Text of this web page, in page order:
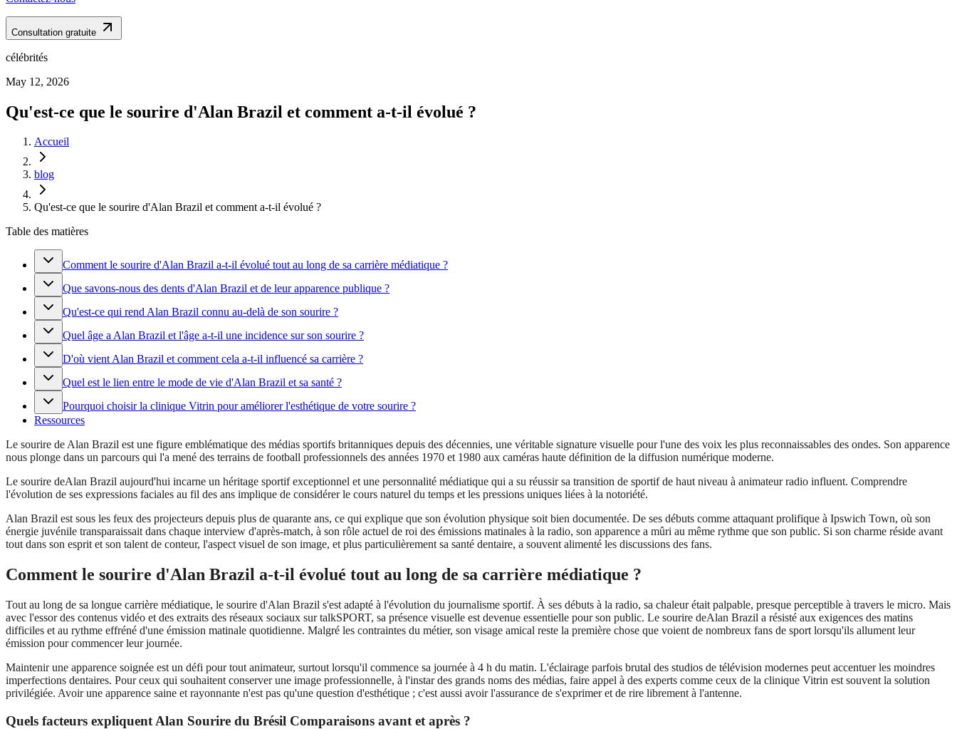
Consultation gratuite
célébrités
May 12, 2026
Qu'est-ce que le sourire d'Alan Brazil et comment a-t-il évolué ?
Accueil
blog
Qu'est-ce que le sourire d'Alan Brazil et comment a-t-il évolué ?
Table des matières
Comment le sourire d'Alan Brazil a-t-il évolué tout au long de sa carrière médiatique ?
Que savons-nous des dents d'Alan Brazil et de leur apparence publique ?
Qu'est-ce qui rend Alan Brazil connu au-delà de son sourire ?
Quel âge a Alan Brazil et l'âge a-t-il une incidence sur son sourire ?
D'où vient Alan Brazil et comment cela a-t-il influencé sa carrière ?
Quel est le lien entre le mode de vie d'Alan Brazil et sa santé ?
Pourquoi choisir la clinique Vitrin pour améliorer l'esthétique de votre sourire ?
Ressources
Le sourire de Alan Brazil est une figure emblématique des médias sportifs britanniques depuis des décennies, une véritable signature visuelle pour l'une des voix les plus reconnaissables des ondes. Son apparence
nous plonge dans un parcours qui l'a mené des terrains de football professionnels des années 1970 et 1980 aux caméras haute définition de la diffusion numérique moderne.
Le sourire deAlan Brazil aujourd'hui incarne un héritage sportif exceptionnel et une personnalité médiatique qui a su réussir sa transition de sportif de haut niveau à animateur radio influent. Comprendre
l'évolution de ses expressions faciales au fil des ans implique de considérer le cours naturel du temps et les pressions uniques liées à la notoriété.
Alan Brazil est sous les feux des projecteurs depuis plus de quarante ans, ce qui explique que son évolution physique soit bien documentée. De ses débuts comme attaquant prolifique à Ipswich Town, où son
énergie juvénile transparaissait dans chaque interview d'après-match, à son rôle actuel de roi des émissions matinales à la radio, son apparence a mûri au même rythme que son public. Si son charme réside avant
tout dans son esprit et son talent de conteur, l'aspect visuel de son image, et plus particulièrement sa santé dentaire, a souvent alimenté les discussions des fans.
Comment le sourire d'Alan Brazil a-t-il évolué tout au long de sa carrière médiatique ?
Tout au long de sa longue carrière médiatique, le sourire d'Alan Brazil s'est adapté à l'évolution du journalisme sportif. À ses débuts à la radio, sa chaleur était palpable, presque perceptible à travers le micro. Mais
avec l'essor des contenus vidéo et des extraits des réseaux sociaux sur talkSPORT, sa présence visuelle est devenue essentielle pour son public. Le sourire deAlan Brazil a résisté aux exigences des matins
difficiles et au rythme effréné d'une émission matinale quotidienne. Malgré les contraintes du métier, son visage amical reste la première chose que voient de nombreux fans de sport lorsqu'ils allument leur
émission pour commencer leur journée.
Maintenir une apparence soignée est un défi pour tout animateur, surtout lorsqu'il commence sa journée à 4 h du matin. L'éclairage parfois brutal des studios de télévision modernes peut accentuer les moindres
imperfections dentaires. Pour ceux qui souhaitent conserver une image professionnelle, à l'instar des grands noms des médias, faire appel à des experts comme ceux de la clinique Vitrin est souvent la solution
privilégiée. Avoir une apparence saine et rayonnante n'est pas qu'une question d'esthétique ; c'est aussi avoir l'assurance de s'exprimer et de rire librement à l'antenne.
Quels facteurs expliquent Alan Sourire du Brésil Comparaisons avant et après ?